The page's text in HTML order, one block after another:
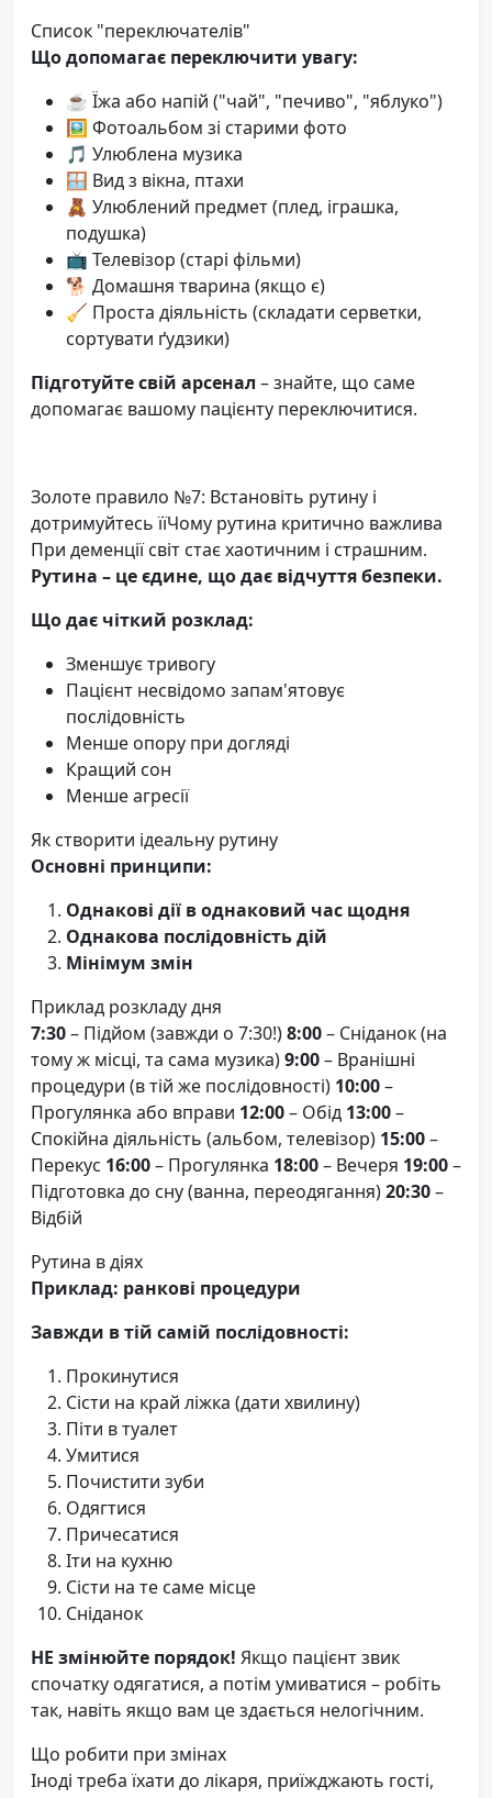
Список "переключателів"
Що допомагає переключити увагу:
☕ Їжа або напій ("чай", "печиво", "яблуко")
🖼️ Фотоальбом зі старими фото
🎵 Улюблена музика
🪟 Вид з вікна, птахи
🧸 Улюблений предмет (плед, іграшка,
подушка)
📺 Телевізор (старі фільми)
🐕 Домашня тварина (якщо є)
🧹 Проста діяльність (складати серветки,
сортувати ґудзики)
Підготуйте свій арсенал – знайте, що саме
допомагає вашому пацієнту переключитися.
Золоте правило №7: Встановіть рутину і
дотримуйтесь їїЧому рутина критично важлива
При деменції світ стає хаотичним і страшним.
Рутина – це єдине, що дає відчуття безпеки.
Що дає чіткий розклад:
Зменшує тривогу
Пацієнт несвідомо запам'ятовує
послідовність
Менше опору при догляді
Кращий сон
Менше агресії
Як створити ідеальну рутину
Основні принципи:
Однакові дії в однаковий час щодня
Однакова послідовність дій
Мінімум змін
Приклад розкладу дня
7:30– Підйом (завжди о 7:30!)8:00– Сніданок (на
тому ж місці, та сама музика)9:00– Вранішні
процедури (в тій же послідовності) 10:00–
Прогулянка або вправи 12:00– Обід 13:00–
Спокійна діяльність (альбом, телевізор) 15:00–
Перекус 16:00– Прогулянка 18:00– Вечеря 19:00–
Підготовка до сну (ванна, переодягання)20:30–
Відбій
Рутина в діях
Приклад: ранкові процедури
Завжди в тій самій послідовності:
Прокинутися
Сісти на край ліжка (дати хвилину)
Піти в туалет
Умитися
Почистити зуби
Одягтися
Причесатися
Іти на кухню
Сісти на те саме місце
Сніданок
НЕ змінюйте порядок! Якщо пацієнт звик
спочатку одягатися, а потім умиватися – робіть
так, навіть якщо вам це здається нелогічним.
Що робити при змінах
Іноді треба їхати до лікаря, приїжджають гості,